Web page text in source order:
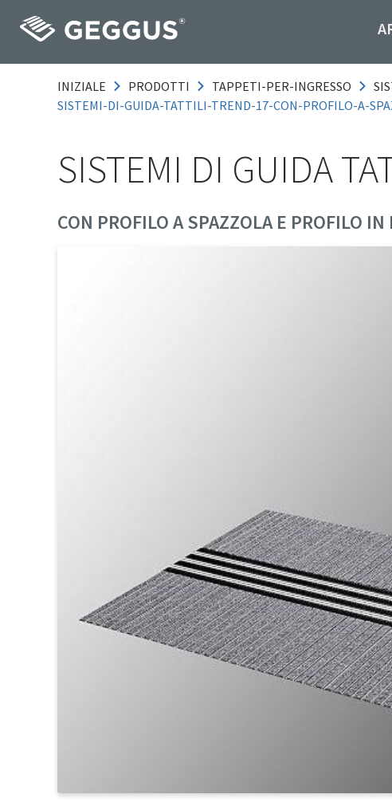
INIZIALE PRODOTTI TAPPETI-PER-INGRESSO
SISTEMI-DI-GUIDA-TATTILI-TREND-17-CON-PROFILO-A-
SISTEMI DI GUIDA
CON PROFILO A SPAZZOLA E PROFILO